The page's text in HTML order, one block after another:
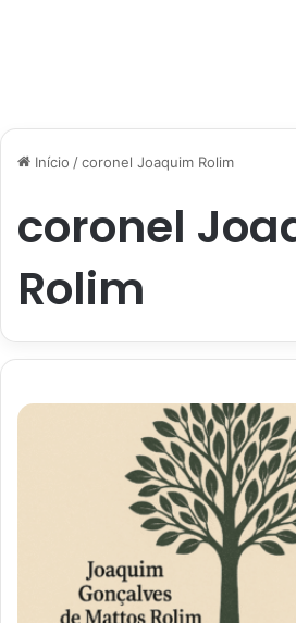
Início /coronel Joaquim Rolim
coronel
Rolim